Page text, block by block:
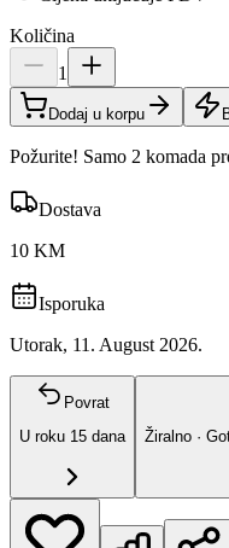
Količina
1
Dodaj u korpu
Požurite! Samo 2 komada
Dostava
10 KM
Isporuka
Utorak, 11. August 2026.
Povrat
U roku 15 dana
Žiralno ·